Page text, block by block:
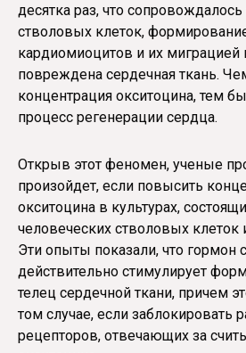
десятка раз, что
стволовых клеток,
кардиомиоцитов и их миграцией
повреждена сердечная ткань.
концентрация окситоцина, тем
процесс регенерации сердца.
Открыв этот феномен, ученые
произойдет, если повысить
окситоцина в культурах,
человеческих стволовых клеток
Эти опыты показали, что гормон
действительно стимулирует
телец сердечной ткани, причем
том случае, если заблокировать
рецепторов, отвечающих за